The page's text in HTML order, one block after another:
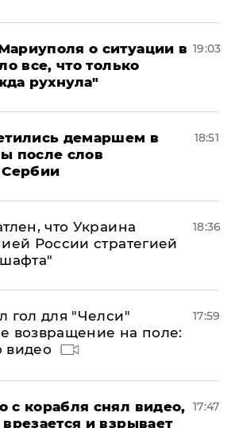
о ситуации в
все, что только
рухнула"
19:03
демаршем в
после слов
Сербии
18:51
что Украина
России стратегией
18:36
гол для "Челси"
возвращение на поле:
видео
17:59
с корабля снял видео,
и взрывает
17:47